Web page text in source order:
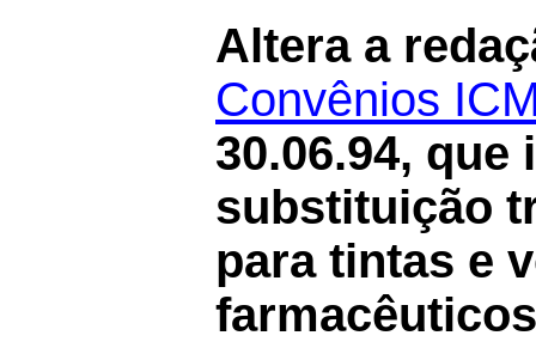
Altera a
Convênios
30.06.94,
substituição
para tintas e